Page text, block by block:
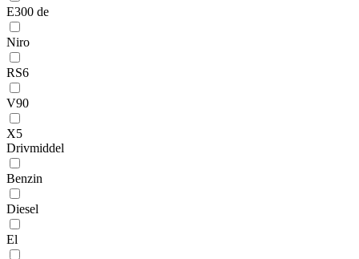
E300 de
Niro
RS6
V90
X5
Drivmiddel
Benzin
Diesel
El